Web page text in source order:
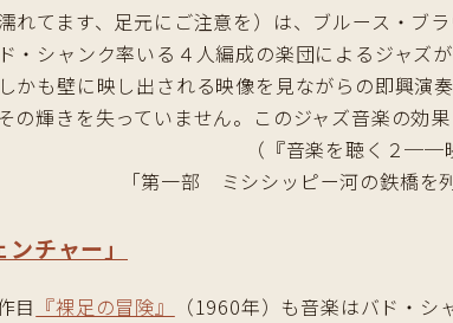
濡れてます、足元にご注意を）は、ブルース・ブ
・シャンク率いる４人編成の楽団によるジャズ
かも壁に映し出される映像を見ながらの即興
の輝きを失っていません。このジャズ音楽の効果
（『音楽を聴く２──
「第一部 ミシシッピー河の鉄橋を
チャー」
目 『裸足の冒険』
（1960年）も音楽はバド・